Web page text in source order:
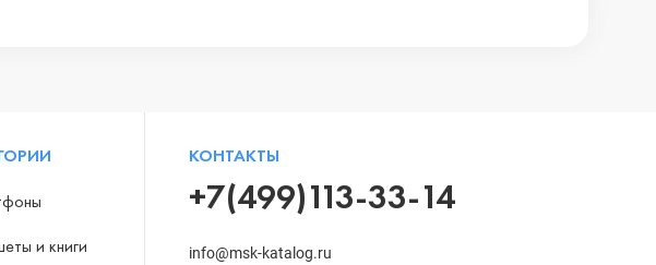
и книги
КОНТАКТЫ
+7(499)113-33-14
info@msk-katalog.ru